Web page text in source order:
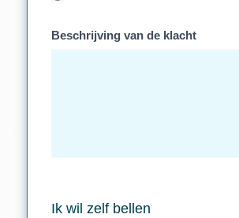
Beschrijving van de klacht
Ik wil zelf bellen